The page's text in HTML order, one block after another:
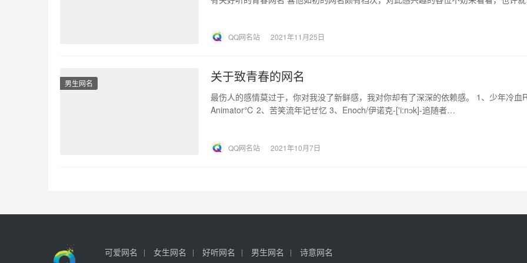
QQ网名站 2021年11月25日
男生网名 关于致青春的网名
最伤人的感情莫过于，你对我没了新鲜感，我对你却有了深深的依赖感。 1、少年冷血
Animator℃ 2、苦笑流年记ぜ忆 3、Enoch/伊诺克-['i:nɔk]-追随者…
QQ网名站 2021年10月7日
可爱网名 女生网名 好听网名 男生网名 诗意网名